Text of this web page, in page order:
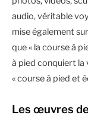
audio, véritable
mise également
que « la course à
à pied conquiert la
« course à pied et
Les œuvres